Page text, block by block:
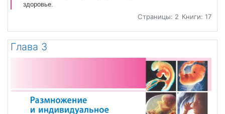
здоровье.
Страницы: 2 Книги: 17
Глава 3